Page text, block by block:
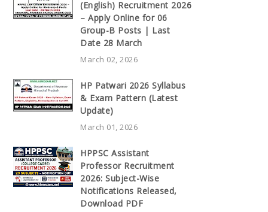
(English) Recruitment 2026
– Apply Online for 06
Group-B Posts | Last
Date 28 March
March 02, 2026
HP Patwari 2026 Syllabus
& Exam Pattern (Latest
Update)
March 01, 2026
HPPSC Assistant
Professor Recruitment
2026: Subject-Wise
Notifications Released,
Download PDF